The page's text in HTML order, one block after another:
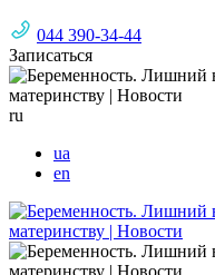
044 390-34-44
Записаться
ru
ua
en